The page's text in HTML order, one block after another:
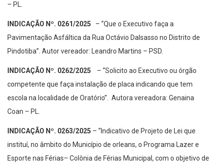
– PL.
INDICAÇÃO Nº. 0261/2025 – “Que o Executivo faça a
Pavimentação Asfáltica da Rua Octávio Dalsasso no Distrito de
Pindotiba”. Autor vereador: Leandro Martins – PSD.
INDICAÇÃO Nº. 0262/2025 – “Solicito ao Executivo ou órgão
competente que faça instalação de placa indicando que tem
escola na localidade de Oratório”. Autora vereadora: Genaina
Coan – PL.
INDICAÇÃO Nº. 0263/2025 – “Indicativo de Projeto de Lei que
instituí, no âmbito do Município de orleans, o Programa Lazer e
Esporte nas Férias– Colônia de Férias Municipal, com o objetivo de